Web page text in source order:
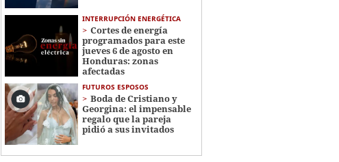
INTERRUPCIÓN ENERGÉTICA
Cortes de energía
programados para este
jueves 6 de agosto en
Honduras: zonas
afectadas
FUTUROS ESPOSOS
Boda de Cristiano y
Georgina: el impensable
regalo que la pareja
pidió a sus invitados